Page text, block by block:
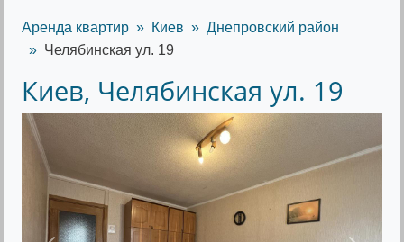
Аренда квартир Киев
Днепровский район
Челябинская ул. 19
Киев, Челябинская ул. 19